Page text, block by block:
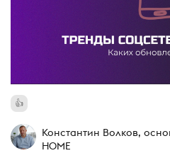
Константин Волков,
HOME